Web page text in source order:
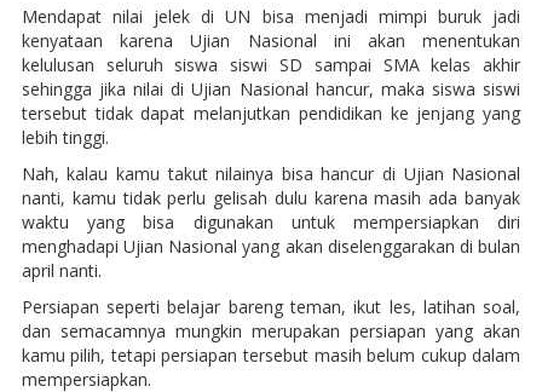
Mendapat nilai jelek di UN bisa menjadi mimpi buruk jadi
kenyataan karena Ujian Nasional ini akan menentukan
kelulusan seluruh siswa siswi SD sampai SMA kelas akhir
sehingga jika nilai di Ujian Nasional hancur, maka siswa siswi
tersebut tidak dapat melanjutkan pendidikan ke jenjang yang
lebih tinggi.
Nah, kalau kamu takut nilainya bisa hancur di Ujian Nasional
nanti, kamu tidak perlu gelisah dulu karena masih ada banyak
waktu yang bisa digunakan untuk mempersiapkan diri
menghadapi Ujian Nasional yang akan diselenggarakan di bulan
april nanti.
Persiapan seperti belajar bareng teman, ikut les, latihan soal,
dan semacamnya mungkin merupakan persiapan yang akan
kamu pilih, tetapi persiapan tersebut masih belum cukup dalam
mempersiapkan.